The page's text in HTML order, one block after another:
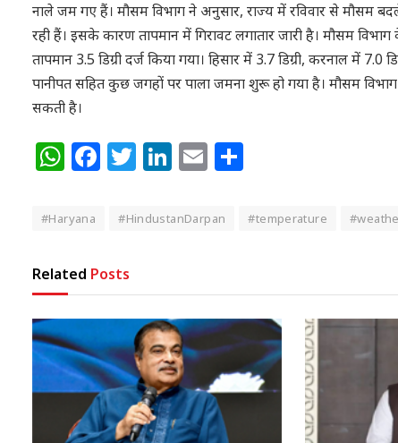
नाले जम गए हैं। मौसम विभाग ने अनुसार, राज्य में रविवार से मौसम
रही हैं। इसके कारण तापमान में गिरावट लगातार जारी है। मौसम
तापमान 3.5 डिग्री दर्ज किया गया। हिसार में 3.7 डिग्री, करनाल में
पानीपत सहित कुछ जगहों पर पाला जमना शुरू हो गया है। मौसम
सकती है।
WhatsApp
Facebook
Twitter
LinkedIn
Email
#Haryana #HindustanDarpan #temperature
Related Posts